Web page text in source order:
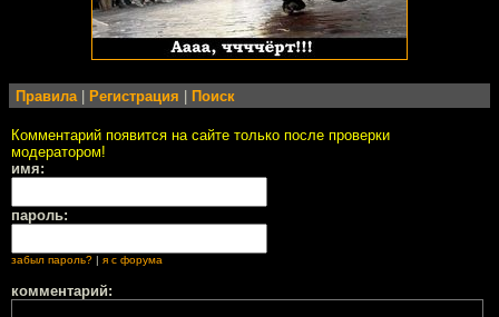
Правила Регистрация Поиск
Комментарий появится на сайте только после проверки
модератором!
имя:
пароль:
забыл пароль? | я с форума
комментарий: